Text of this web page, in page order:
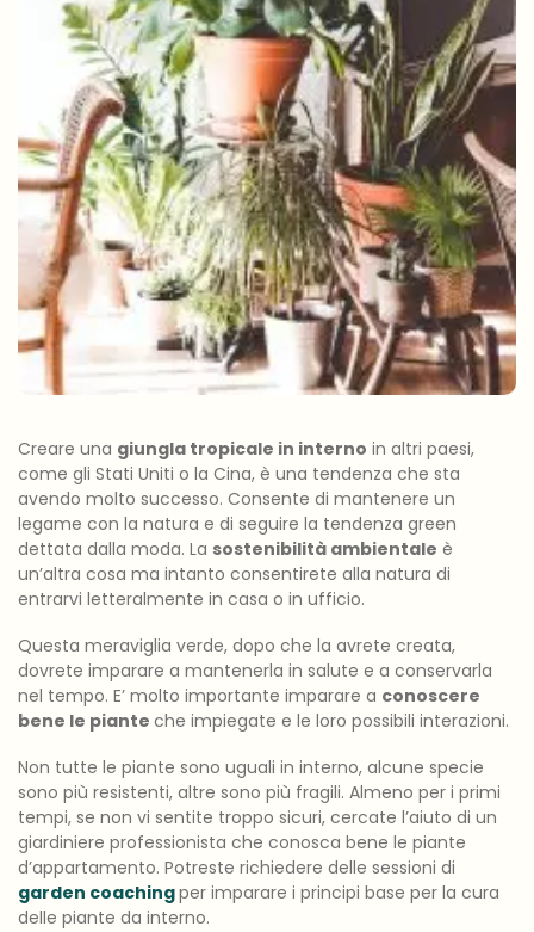
Creare una giungla tropicale in interno in altri paesi,
come gli Stati Uniti o la Cina, è una tendenza che sta
avendo molto successo. Consente di mantenere un
legame con la natura e di seguire la tendenza green
dettata dalla moda. La sostenibilità ambientale è
un’altra cosa ma intanto consentirete alla natura di
entrarvi letteralmente in casa o in ufficio.
Questa meraviglia verde, dopo che la avrete creata,
dovrete imparare a mantenerla in salute e a conservarla
nel tempo. E’ molto importante imparare a conoscere
bene le piante che impiegate e le loro possibili interazioni.
Non tutte le piante sono uguali in interno, alcune specie
sono più resistenti, altre sono più fragili. Almeno per i primi
tempi, se non vi sentite troppo sicuri, cercate l’aiuto di un
giardiniere professionista che conosca bene le piante
d’appartamento. Potreste richiedere delle sessioni di
garden coachingper imparare i principi base per la cura
delle piante da interno.